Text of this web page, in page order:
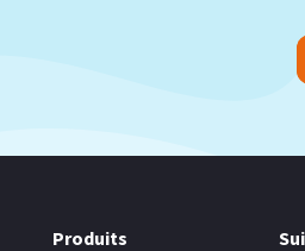
Produits